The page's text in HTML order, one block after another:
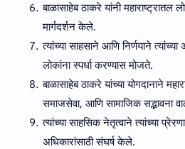
बाळासाहेब ठाकरे यांनी महाराष्ट्रातल
मार्गदर्शन केले.
त्यांच्या साहसाने आणि निर्णयाने त्यांच्या
लोकांना स्पर्धा करण्यास मोजते.
बाळासाहेब ठाकरे यांच्या योगदानाने
समाजसेवा, आणि सामाजिक सद्भावना
त्यांच्या साहसिक नेतृत्वाने त्यांच्या
अधिकारांसाठी संघर्ष केले.